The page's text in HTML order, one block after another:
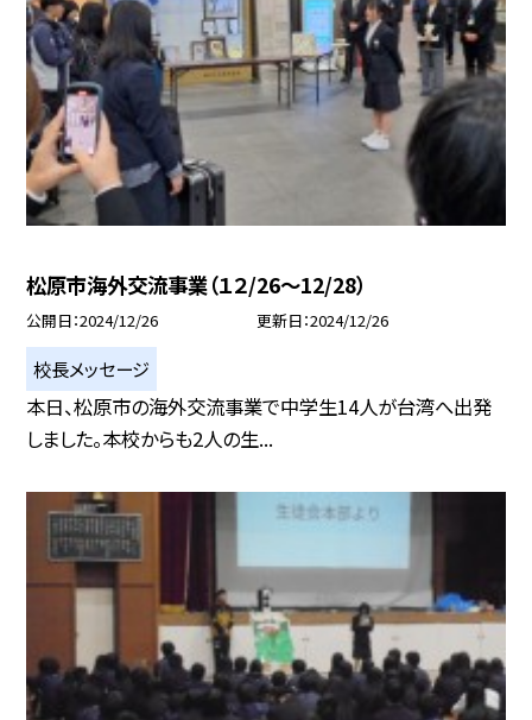
松原市海外交流事業（１２/26～12/28）
公開日 2024/12/26 更新日 2024/12/26
校長メッセージ
本日、松原市の海外交流事業で中学生14人が台湾へ出発
しました。本校からも2人の生...